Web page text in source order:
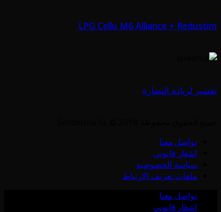
LPG Cellu M6 Alliance + Redustim
تقشير لزيادة النضارة
تواصل معنا
إشعار قانوني
سياسة الخصوصية
ملفات تعريف الارتباط
تواصل معنا
إشعار قانوني